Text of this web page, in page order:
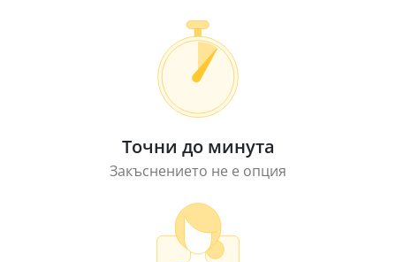
Точни до минута
Закъснението не е опция